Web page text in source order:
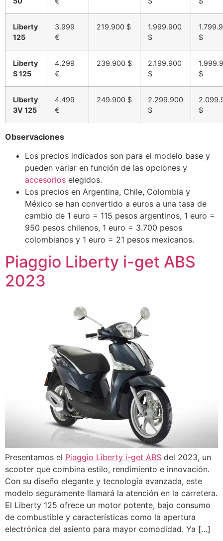
Liberty
125
3.999
€
219.900 $
1.999.900
$
$
Liberty
S 125
4.299
€
239.900 $
2.199.900
$
$
Liberty
3V 125
4.499
€
249.900 $
2.299.900
$
$
Observaciones
Los precios indicados son para el modelo base y
pueden variar en función de las opciones y
accesorios elegidos.
Los precios en Argentina, Chile, Colombia y
México se han convertido a euros a una tasa de
cambio de 1 euro = 115 pesos argentinos, 1 euro =
950 pesos chilenos, 1 euro = 3.700 pesos
colombianos y 1 euro = 21 pesos mexicanos.
Piaggio Liberty i-get ABS
2023
Presentamos el Piaggio Liberty i-get ABS del 2023, un
scooter que combina estilo, rendimiento e innovación.
Con su diseño elegante y tecnología avanzada, este
modelo seguramente llamará la atención en la carretera.
El Liberty 125 ofrece un motor potente, bajo consumo
de combustible y características como la apertura
electrónica del asiento para mayor comodidad. Ya […]